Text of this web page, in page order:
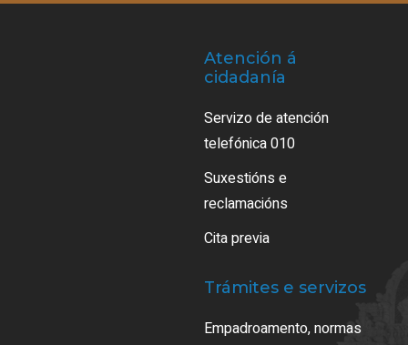
Atención á
cidadanía
Servizo de atención
telefónica 010
Suxestións e
reclamacións
Cita previa
Trámites e servizos
Empadroamento, normas